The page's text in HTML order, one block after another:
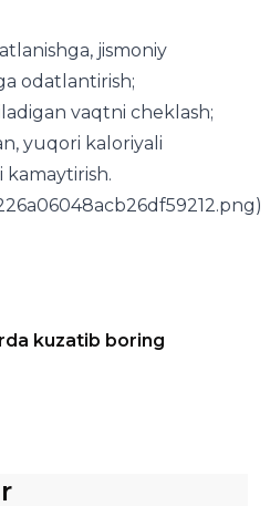
jismoniy
odatlantirish;
vaqtni cheklash;
yuqori kaloriyali
kuzatib boring